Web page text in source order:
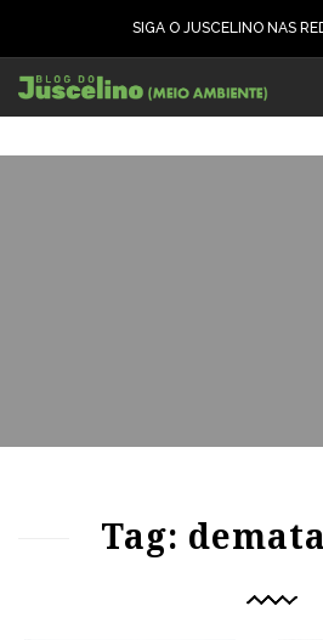
SIGA O JUSCELINO NAS
Tag: